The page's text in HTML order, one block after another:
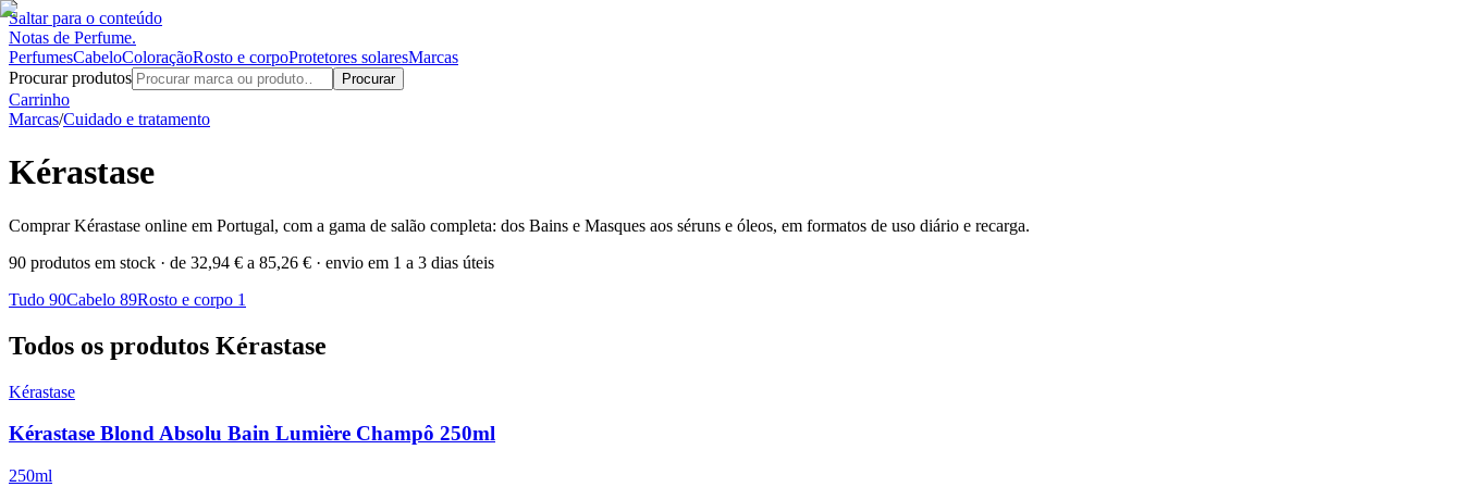
Saltar para o conteúdo
Notas de Perfume.
PerfumesCabeloColoraçãoRosto e corpoProtetores solaresMarcas
Procurar produtos
Procurar
Carrinho
Marcas/Cuidado e tratamento
Kérastase
Comprar Kérastase online em Portugal, com a gama de salão completa: dos Bains e Masques aos séruns e óleos, em formatos de uso diário e recarga.
90 produtos em stock · de 32,94 € a 85,26 € · envio em 1 a 3 dias úteis
Tudo 90Cabelo 89Rosto e corpo 1
Todos os produtos Kérastase
Kérastase
Kérastase Blond Absolu Bain Lumière Champô 250ml
250ml